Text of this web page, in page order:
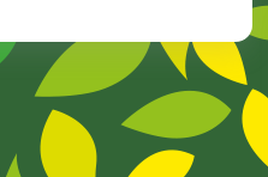
NOTAS
TUTORÍAS…